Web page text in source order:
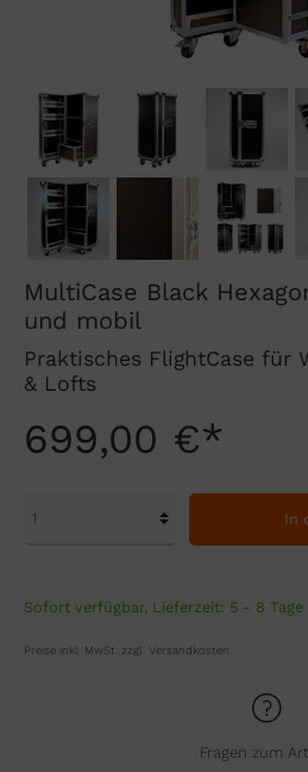
MultiCase Black
und mobil
Praktisches FlightCase für
& Lofts
699,00 €*
In
Sofort verfügbar, Lieferzeit: 5 - 8 Tage
Preise inkl. MwSt. zzgl. Versandkosten
Fragen zum